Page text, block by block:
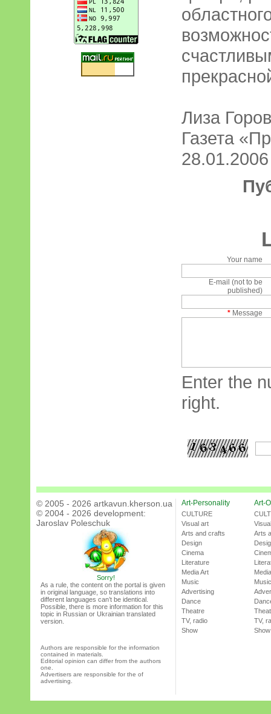
Лиза
Газета
28.01.2006
Your name
E-mail (not to be
published)
* Message
Enter the
right.
© 2005 - 2026 artkavun.kherson.ua
© 2004 - 2026 development:
Jaroslav Poleschuk
Sorry!
As a rule, the content on the portal is given
in original language, so translations into
different languages can’t be identical.
Possible, there is more information for this
topic in Russian or Ukrainian translated
version.
Authors are responsible for the information
contained in materials.
Editorial opinion can differ from the authors
one.
Advertisers are responsible for the of
advertising.
Art-Personality
CULTURE
Visual art
Arts and crafts
Design
Cinema
Literature
Media Art
Music
Advertising
Dance
Theatre
TV, radio
Show
Art-
Arts
Music
TV,
Show